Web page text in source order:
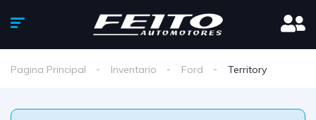
Pagina Principal Inventario Ford Territory